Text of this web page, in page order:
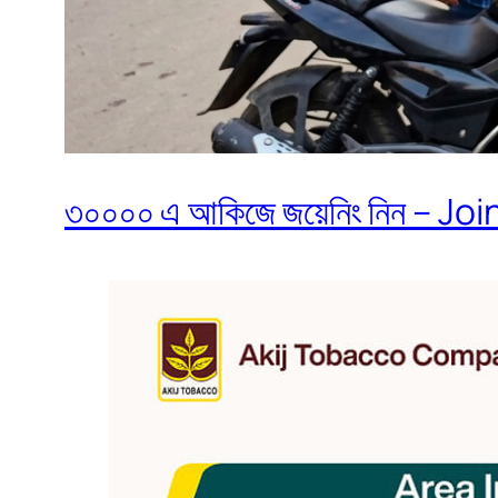
৩০০০০ এ আকিজে জয়েনিং নিন –